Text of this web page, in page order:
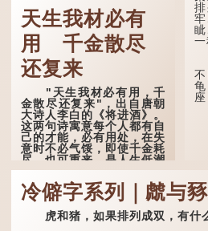
语有曰『一个银钱大夿
夿』。」
「夿」形​​容大，「一个
银钱大夿夿」，就形容金钱
数量之大了。 「大夿夿十
万蚊」，就是说十万元是一
笔大数目了。...
天生我材必有
用 千金散尽
还复来
"天生我材必有用，千
金散尽还复来"，出自唐朝
大诗人李白的《将进酒》。
这两句诗寓意每个人都有自
己的才能，必有用处，在失
意时不必气馁，即使千金耗
尽，也可重来，是人生低潮
时激励向上的名句。
原诗写道："人生得意
须尽欢，莫使金樽空对月。
天生我材必有用，千金散尽
一
冷僻字系列｜虤与豩
虎和猪，如果排列成双，有什